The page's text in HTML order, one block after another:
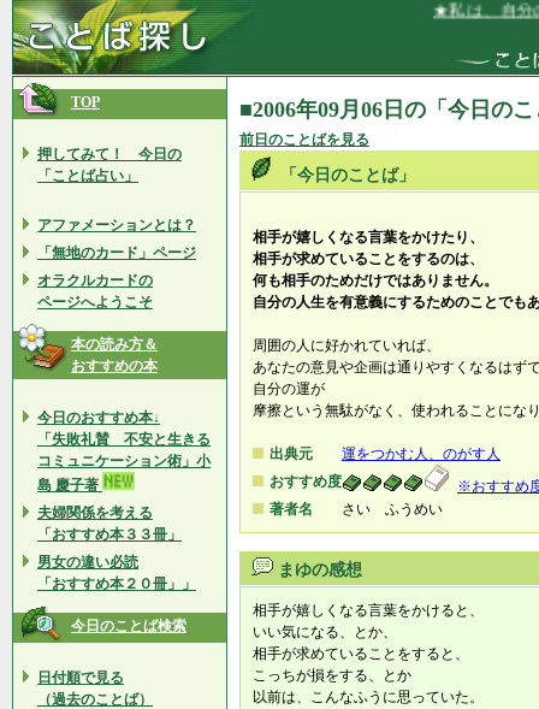
★私は、自分の
TOP
押してみて！ 今日の
「ことば占い」
アファメーションとは？
「無地のカード」ページ
オラクルカードの
ページへようこそ
本の読み方＆
おすすめの本
今日のおすすめ本↓
「失敗礼賛 不安と生きる
コミュニケーション術」小
島 慶子著
夫婦関係を考える
「おすすめ本３３冊」
男女の違い必読
「おすすめ本２０冊」」
今日のことば検索
日付順で見る
（過去のことば）
■2006年09月06日の「今日の
前日のことばを見る
「今日のことば」
相手が嬉しくなる言葉をかけたり、
相手が求めていることをするのは、
何も相手のためだけではありません。
自分の人生を有意義にするためのことでも
周囲の人に好かれていれば、
あなたの意見や企画は通りやすくなるはず
自分の運が
摩擦という無駄がなく、使われることにな
出典元
運をつかむ人、のがす人
おすすめ度
※おすすめ
著者名
さい ふうめい
まゆの感想
相手が嬉しくなる言葉をかけると、
いい気になる、とか、
相手が求めていることをすると、
こっちが損をする、とか
以前は、こんなふうに思っていた。